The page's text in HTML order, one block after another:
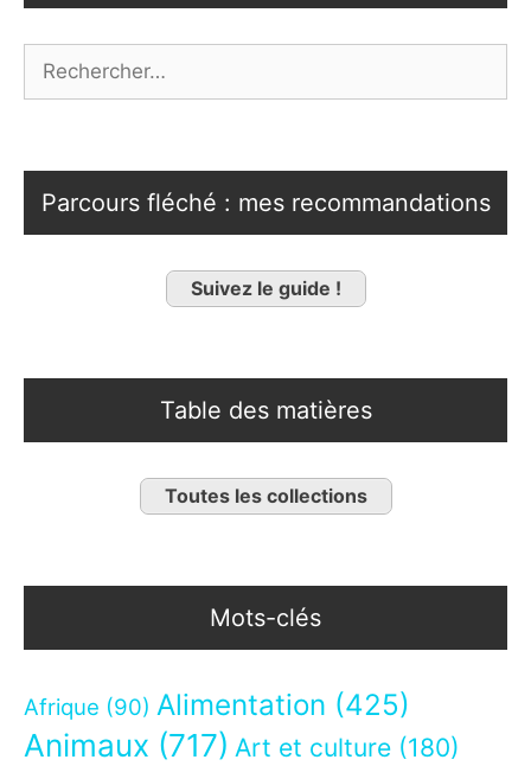
Parcours fléché : mes recommandations
Suivez le guide !
Table des matières
Toutes les collections
Mots-clés
Afrique (90) Alimentation (425)
Animaux (717) Art et culture (180)